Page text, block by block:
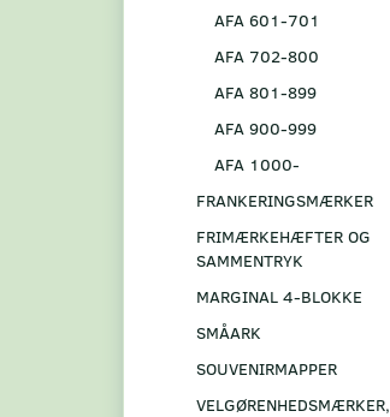
AFA 601-701
AFA 702-800
AFA 801-899
AFA 900-999
AFA 1000-
FRANKERINGSMÆRKER
FRIMÆRKEHÆFTER OG
SAMMENTRYK
MARGINAL 4-BLOKKE
SMÅARK
SOUVENIRMAPPER
VELGØRENHEDSMÆRKER,